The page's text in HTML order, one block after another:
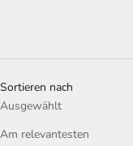
Sortieren nach
Ausgewählt
Am relevantesten